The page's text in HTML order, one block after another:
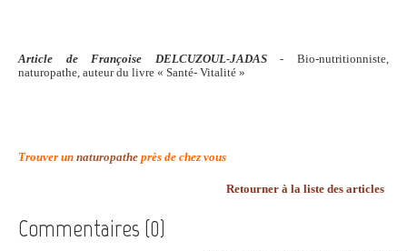
Article deFrançoise DELCUZOUL-JADAS- Bio-nutritionniste,
naturopathe, auteur du livre « Santé- Vitalité »
Trouver un naturopathe près de chez vous
Retourner à la liste des articles
Commentaires (0)